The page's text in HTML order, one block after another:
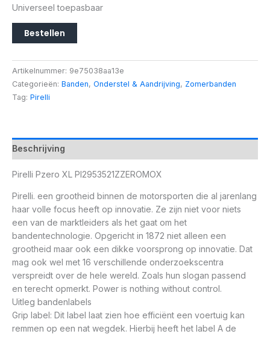
Universeel toepasbaar
Bestellen
Artikelnummer: 9e75038aa13e
Categorieën: Banden, Onderstel & Aandrijving, Zomerbanden
Tag: Pirelli
Beschrijving
Pirelli Pzero XL PI2953521ZZEROMOX
Pirelli. een grootheid binnen de motorsporten die al jarenlang
haar volle focus heeft op innovatie. Ze zijn niet voor niets
een van de marktleiders als het gaat om het
bandentechnologie. Opgericht in 1872 niet alleen een
grootheid maar ook een dikke voorsprong op innovatie. Dat
mag ook wel met 16 verschillende onderzoekscentra
verspreidt over de hele wereld. Zoals hun slogan passend
en terecht opmerkt. Power is nothing without control.
Uitleg bandenlabels
Grip label: Dit label laat zien hoe efficiënt een voertuig kan
remmen op een nat wegdek. Hierbij heeft het label A de